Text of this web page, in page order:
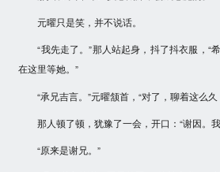
元曜只是笑，并不说话。
“我先走了。”那人站起身，抖了抖衣服，“
在这里等她。”
“承兄吉言。”元曜颔首，“对了，聊着这么久
那人顿了顿，犹豫了一会，开口：“谢因。我
“原来是谢兄。”